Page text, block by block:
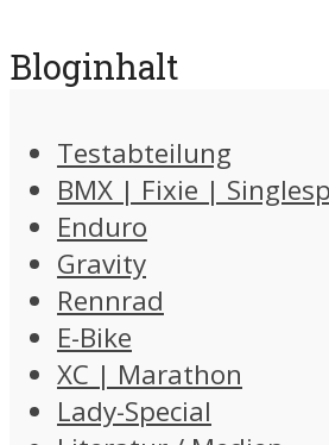
Bloginhalt
Testabteilung
BMX | Fixie |
Enduro
Gravity
Rennrad
E-Bike
XC | Marathon
Lady-Special